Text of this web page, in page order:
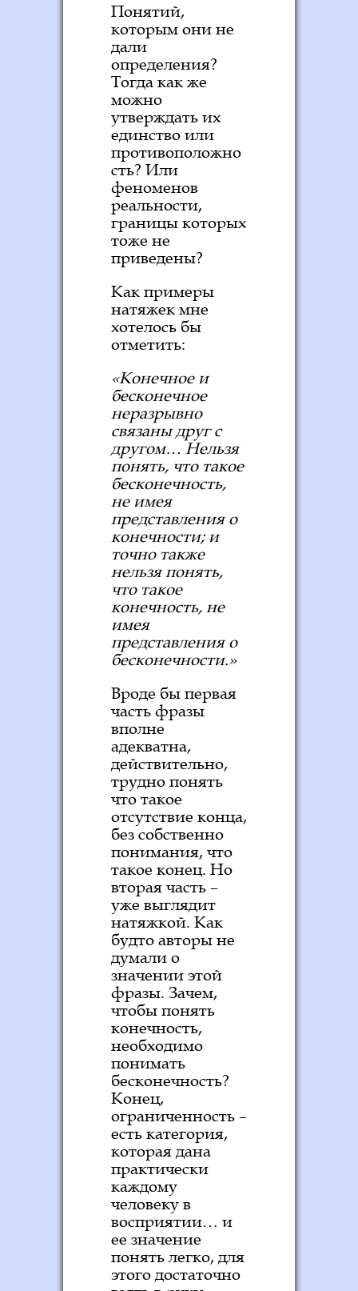
Понятий,
которым они не
дали
определения?
Тогда как же
можно
утверждать их
единство или
противоположно
сть? Или
феноменов
реальности,
границы которых
тоже не
приведены?
Как примеры
натяжек мне
хотелось бы
отметить:
«Конечное и
бесконечное
неразрывно
связаны друг с
другом… Нельзя
понять, что такое
бесконечность,
не имея
представления о
конечности; и
точно также
нельзя понять,
что такое
конечность, не
имея
представления о
бесконечности.»
Вроде бы первая
часть фразы
вполне
адекватна,
действительно,
трудно понять
что такое
отсутствие конца,
без собственно
понимания, что
такое конец. Но
вторая часть –
уже выглядит
натяжкой. Как
будто авторы не
думали о
значении этой
фразы. Зачем,
чтобы понять
конечность,
необходимо
понимать
бесконечность?
Конец,
ограниченность –
есть категория,
которая дана
практически
каждому
человеку в
восприятии… и
ее значение
понять легко, для
этого достаточно